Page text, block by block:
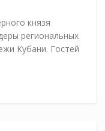
князя
региональных
Кубани. Гостей